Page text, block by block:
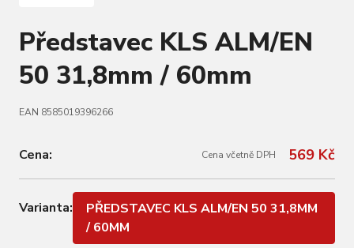
Představec KLS ALM/EN
50 31,8mm / 60mm
EAN 8585019396266
Cena: Cena včetně DPH 569 Kč
Varianta:
PŘEDSTAVEC KLS ALM/EN 50 31,8MM
/ 60MM